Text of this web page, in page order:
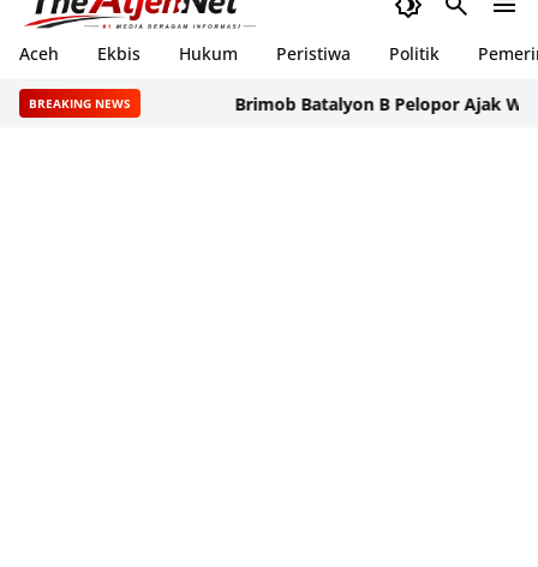
Aceh Ekbis Hukum Peristiwa Politik
BREAKING NEWS Brimob Batalyon B Pelopor Ajak Warga